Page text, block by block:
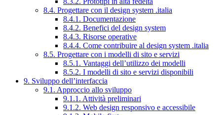
8.4. Progettare con il design system .italia
8.4.1. Documentazione
8.4.2. Benefici del design system
8.4.3. Risorse operative
8.4.4. Come contribuire al design system .italia
8.5. Progettare con i modelli di sito e servizi
8.5.1. Vantaggi dell’utilizzo dei modelli
8.5.2. I modelli di sito e servizi disponibili
9. Sviluppo dell’interfaccia
9.1. Approccio allo sviluppo
9.1.1. Attività preliminari
9.1.2. Web design responsivo e accessibile